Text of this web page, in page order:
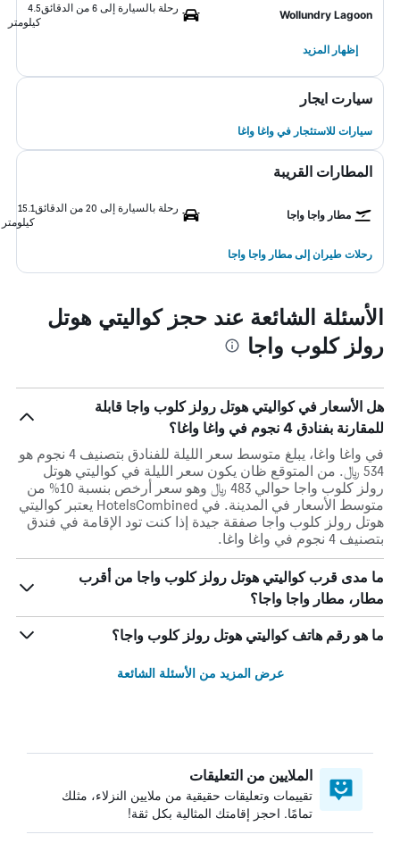
Wollundry Lagoon
رحلة بالسيارة إلى 6 من الدقائق
4.5
كيلومتر
إظهار المزيد
سيارت ايجار
سيارات للاستئجار في واغا واغا
المطارات القريبة
مطار واجا واجا
رحلة بالسيارة إلى 20 من الدقائق
15.1
كيلومتر
رحلات طيران إلى مطار واجا واجا
الأسئلة الشائعة عند حجز كواليتي هوتل
رولز كلوب واجا
هل الأسعار في كواليتي هوتل رولز كلوب واجا قابلة
للمقارنة بفنادق 4 نجوم في واغا واغا؟
في واغا واغا، يبلغ متوسط ​​سعر الليلة للفنادق بتصنيف 4 نجوم هو
534 ﷼. من المتوقع ظان يكون سعر الليلة في كواليتي هوتل
رولز كلوب واجا حوالي 483 ﷼ وهو سعر أرخص بنسبة 10% من
متوسط الأسعار في المدينة. في HotelsCombined يعتبر كواليتي
هوتل رولز كلوب واجا صفقة جيدة إذا كنت تود الإقامة في فندق
بتصنيف 4 نجوم في واغا واغا.
ما مدى قرب كواليتي هوتل رولز كلوب واجا من أقرب
مطار، مطار واجا واجا؟
ما هو رقم هاتف كواليتي هوتل رولز كلوب واجا؟
عرض المزيد من الأسئلة الشائعة
الملايين من التعليقات
تقييمات وتعليقات حقيقية من ملايين النزلاء، مثلك
تمامًا. احجز إقامتك المثالية بكل ثقة!